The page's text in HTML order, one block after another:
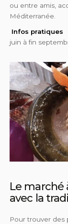
ou entre amis,
Méditerranée.
Infos pratiques
juin à fin
Le marché
avec la
Pour trouver des